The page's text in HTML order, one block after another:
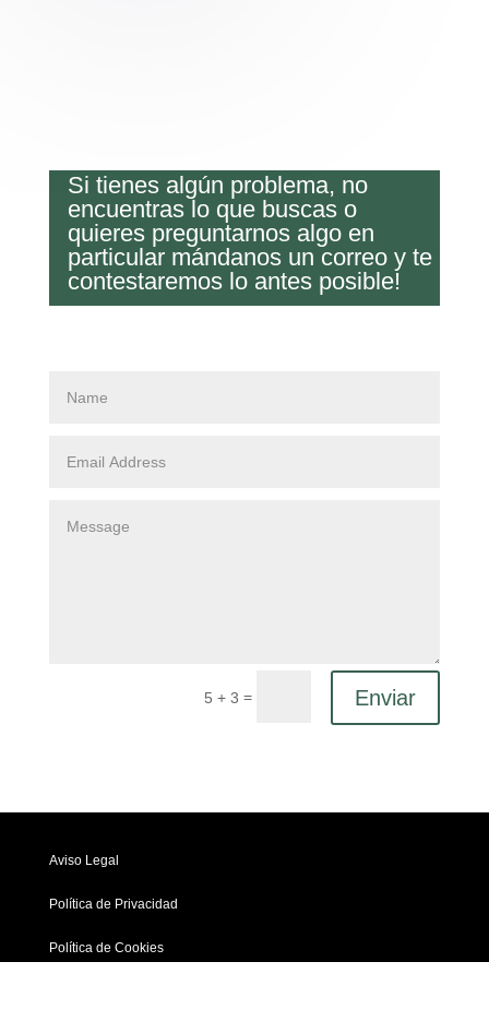
Si tienes algún problema, no
encuentras lo que buscas o
quieres preguntarnos algo en
particular mándanos un correo y te
contestaremos lo antes posible!
5 + 3 = Enviar
Aviso Legal
Política de Privacidad
Política de Cookies